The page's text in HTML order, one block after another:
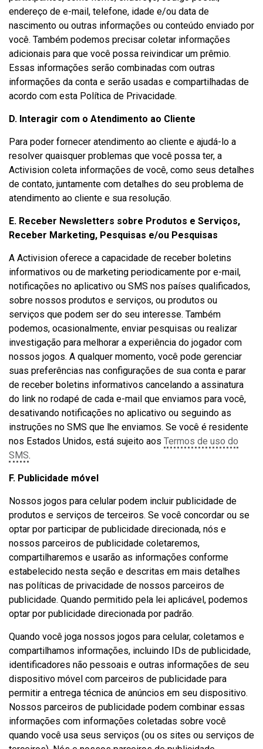
endereço de e-mail, telefone, idade e/ou data de
nascimento ou outras informações ou conteúdo enviado por
você. Também podemos precisar coletar informações
adicionais para que você possa reivindicar um prêmio.
Essas informações serão combinadas com outras
informações da conta e serão usadas e compartilhadas de
acordo com esta Política de Privacidade.
D. Interagir com o Atendimento ao Cliente
Para poder fornecer atendimento ao cliente e ajudá-lo a
resolver quaisquer problemas que você possa ter, a
Activision coleta informações de você, como seus detalhes
de contato, juntamente com detalhes do seu problema de
atendimento ao cliente e sua resolução.
E. Receber Newsletters sobre Produtos e Serviços,
Receber Marketing, Pesquisas e/ou Pesquisas
A Activision oferece a capacidade de receber boletins
informativos ou de marketing periodicamente por e-mail,
notificações no aplicativo ou SMS nos países qualificados,
sobre nossos produtos e serviços, ou produtos ou
serviços que podem ser do seu interesse. Também
podemos, ocasionalmente, enviar pesquisas ou realizar
investigação para melhorar a experiência do jogador com
nossos jogos. A qualquer momento, você pode gerenciar
suas preferências nas configurações de sua conta e parar
de receber boletins informativos cancelando a assinatura
do link no rodapé de cada e-mail que enviamos para você,
desativando notificações no aplicativo ou seguindo as
instruções no SMS que lhe enviamos. Se você é residente
nos Estados Unidos, está sujeito aos Termos de uso do
SMS.
F. Publicidade móvel
Nossos jogos para celular podem incluir publicidade de
produtos e serviços de terceiros. Se você concordar ou se
optar por participar de publicidade direcionada, nós e
nossos parceiros de publicidade coletaremos,
compartilharemos e usarão as informações conforme
estabelecido nesta seção e descritas em mais detalhes
nas políticas de privacidade de nossos parceiros de
publicidade. Quando permitido pela lei aplicável, podemos
optar por publicidade direcionada por padrão.
Quando você joga nossos jogos para celular, coletamos e
compartilhamos informações, incluindo IDs de publicidade,
identificadores não pessoais e outras informações de seu
dispositivo móvel com parceiros de publicidade para
permitir a entrega técnica de anúncios em seu dispositivo.
Nossos parceiros de publicidade podem combinar essas
informações com informações coletadas sobre você
quando você usa seus serviços (ou os sites ou serviços de